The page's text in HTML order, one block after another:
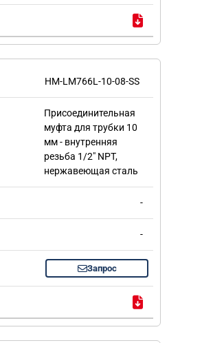
HM-LM766L-10-08-SS
Присоединительная
муфта для трубки 10
мм - внутренняя
резьба 1/2" NPT,
нержавеющая сталь
-
-
Запрос